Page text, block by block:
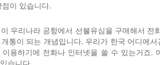
이 있습니다.
우리나라 공항에서 선불유심을 구매해서 전
통이 되는 개념입니다. 우리가 한국 어디에
용하기에 전화나 인터넷을 쓸 수 있는거죠.
습니다.